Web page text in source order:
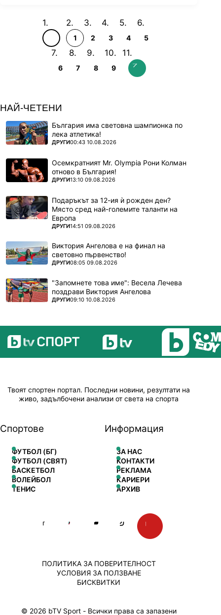
1 2 3 4 5
6 7 8 9
НАЙ-ЧЕТЕНИ
България има световна шампионка по
лека атлетика!
ПОВЕЧЕ ОТ
ДРУГИ00:43 10.08.2026
Осемкратният Mr. Olympia Рони Колман
отново в България!
ПОВЕЧЕ ОТ
ДРУГИ13:10 09.08.2026
Подаръкът за 12-ия ѝ рожден ден?
Място сред най-големите таланти на
Европа
ПОВЕЧЕ ОТ
ДРУГИ14:51 09.08.2026
Виктория Ангелова е на финал на
световно първенство!
ПОВЕЧЕ ОТ
ДРУГИ08:05 09.08.2026
"Запомнете това име": Весела Лечева
поздрави Виктория Ангелова
ПОВЕЧЕ ОТ
ДРУГИ09:10 10.08.2026
Твоят спортен портал. Последни новини, резултати на
живо, задълбочени анализи от света на спорта
Спортове
ФУТБОЛ (БГ)
ФУТБОЛ (СВЯТ)
БАСКЕТБОЛ
ВОЛЕЙБОЛ
ТЕНИС
Информация
ЗА НАС
КОНТАКТИ
РЕКЛАМА
КАРИЕРИ
АРХИВ
© 2026 bTV Sport - Всички права са запазени
ПОЛИТИКА ЗА ПОВЕРИТЕЛНОСТ
УСЛОВИЯ ЗА ПОЛЗВАНЕ
БИСКВИТКИ